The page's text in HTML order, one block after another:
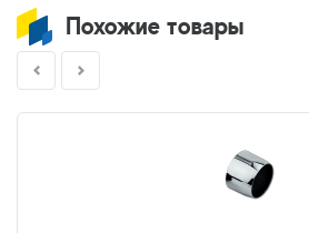
Похожие товары